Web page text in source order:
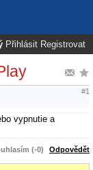
Přihlásit Registrovat
#1
vypnutie a
(-0) Odpovědět